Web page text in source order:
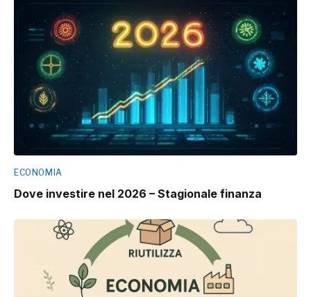
ECONOMIA
Dove investire nel 2026 – Stagionale finanza